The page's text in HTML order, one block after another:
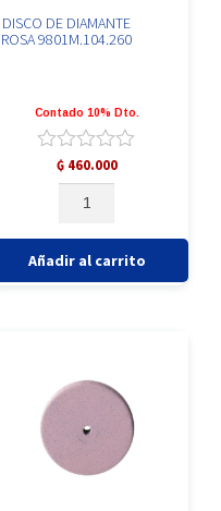
DISCO DE DIAMANTE
ROSA 9801M.104.260
Contado 10% Dto.
Valorado
con
5
₲460.000
DIAMANTE
ROSA
9801M.104.260
Añadir al carrito